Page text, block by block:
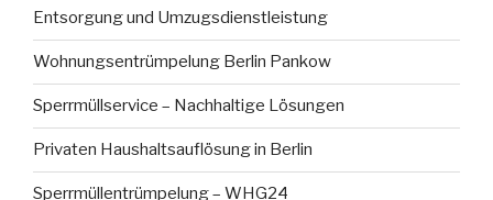
Entsorgung und Umzugsdienstleistung
Wohnungsentrümpelung Berlin Pankow
Sperrmüllservice – Nachhaltige Lösungen
Privaten Haushaltsauflösung in Berlin
Sperrmüllentrümpelung – WHG24